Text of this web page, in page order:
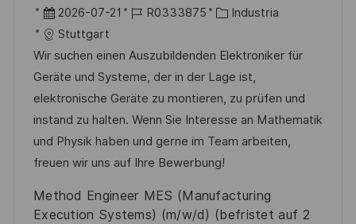
c
a
b
c
a
c
i
ó
n
F
e
c
h
a
d
e
p
b
2026-07-21
I
d
e
e
m
p
l
o
R0333875
C
t
e
g
o
r
í
Industria
Stuttgart
Wir suchen einen Auszubildenden Elektroniker für
Geräte und Systeme, der in der Lage ist,
elektronische Geräte zu montieren, zu prüfen und
instand zu halten. Wenn Sie Interesse an Mathematik
und Physik haben und gerne im Team arbeiten,
freuen wir uns auf Ihre Bewerbung!
Method Engineer MES (Manufacturing
Execution Systems) (m/w/d) (befristet auf 2